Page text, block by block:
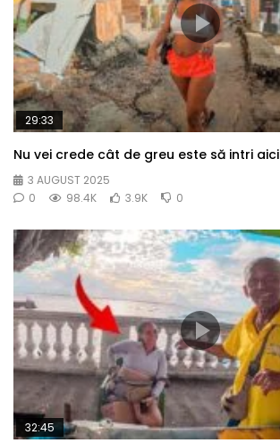
29:33
Nu vei crede cât de greu este să intri aici
3 AUGUST 2025
0
98.4K 3.9K 0
32:45